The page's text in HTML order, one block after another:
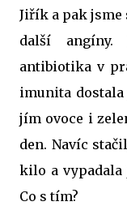
Jiřík a pak
další angíny.
antibiotika v
imunita dostala
jím ovoce i
den. Navíc
kilo a vypadala
Co s tím?